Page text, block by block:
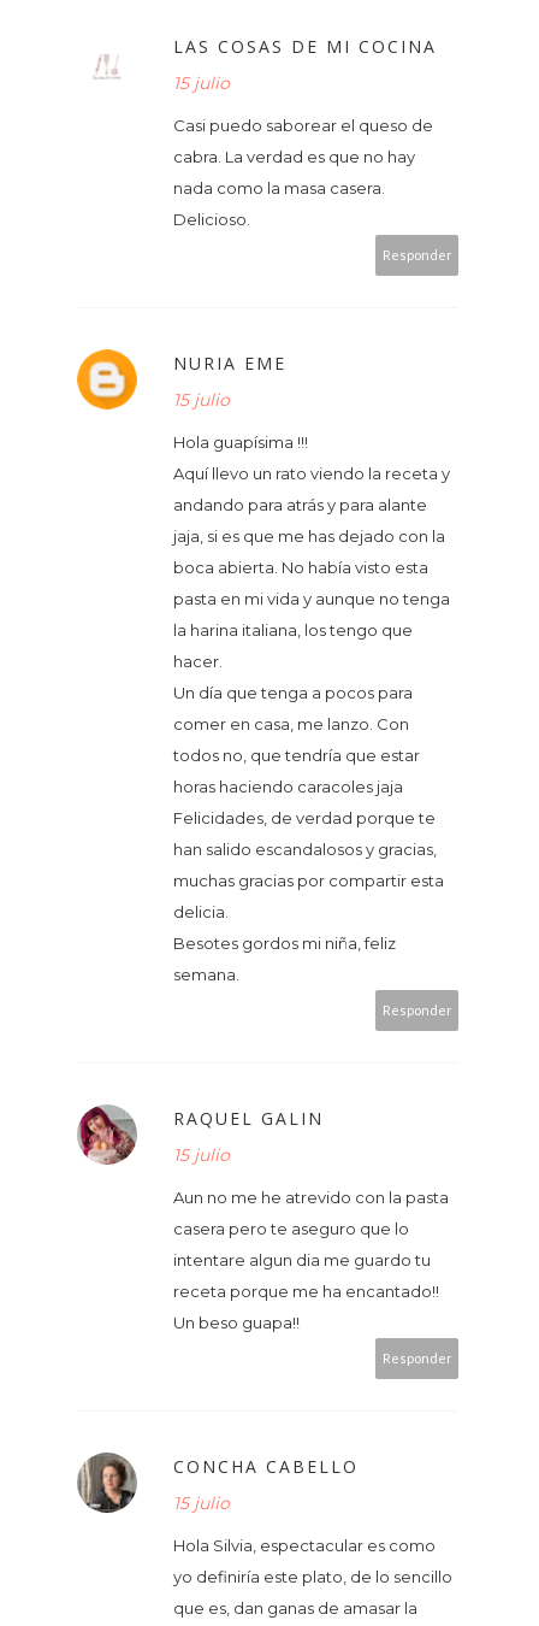
LAS COSAS DE MI COCINA
15 julio
Casi puedo saborear el queso de
cabra. La verdad es que no hay
nada como la masa casera.
Delicioso.
Responder
NURIA EME
15 julio
Hola guapísima !!!
Aquí llevo un rato viendo la receta y
andando para atrás y para alante
jaja, si es que me has dejado con la
boca abierta. No había visto esta
pasta en mi vida y aunque no tenga
la harina italiana, los tengo que
hacer.
Un día que tenga a pocos para
comer en casa, me lanzo. Con
todos no, que tendría que estar
horas haciendo caracoles jaja
Felicidades, de verdad porque te
han salido escandalosos y gracias,
muchas gracias por compartir esta
delicia.
Besotes gordos mi niña, feliz
semana.
Responder
RAQUEL GALIN
15 julio
Aun no me he atrevido con la pasta
casera pero te aseguro que lo
intentare algun dia me guardo tu
receta porque me ha encantado!!
Un beso guapa!!
Responder
CONCHA CABELLO
15 julio
Hola Silvia, espectacular es como
yo definiría este plato, de lo sencillo
que es, dan ganas de amasar la